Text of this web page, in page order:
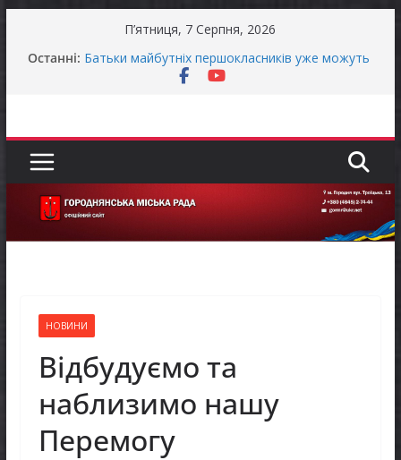
П’ятниця, 7 Серпня, 2026
Останні: Продовжується реалізація програми «Діалог
влади та бізнесу»
громади справжньою літньою спекою
присудження Премії Кабінету Міністрів України
за вагомий внесок у забезпечення
енергетичної стійкості України
До уваги представників бізнесу!
НОВИНИ
Відбудуємо та
наблизимо нашу
Перемогу